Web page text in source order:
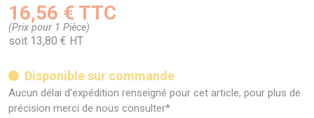
16,56 € TTC
(Prix pour 1 Pièce)
soit 13,80 € HT
Disponible sur commande
Aucun délai d'expédition renseigné pour cet article, pour plus de
précision merci de nous consulter*